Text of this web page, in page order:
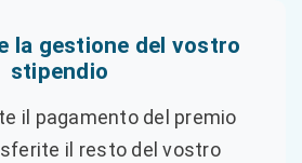
la gestione del vostro
stipendio
il pagamento del premio
il resto del vostro